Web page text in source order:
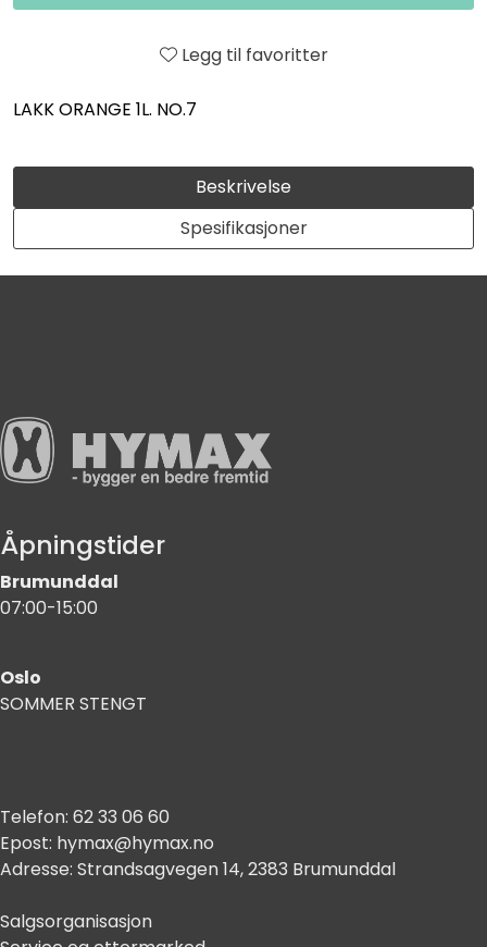
Legg til favoritter
LAKK ORANGE 1L. NO.7
Beskrivelse
Spesifikasjoner
Åpningstider
Brumunddal
07:00-15:00
Oslo
SOMMER STENGT
Telefon: 62 33 06 60
Epost: hymax@hymax.no
Adresse: Strandsagvegen 14, 2383 Brumunddal
Salgsorganisasjon